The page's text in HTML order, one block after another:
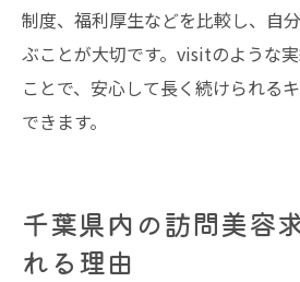
制度、福利厚生などを比較し、自
ぶことが大切です。visitのような
ことで、安心して長く続けられる
できます。
千葉県内の訪問美容
れる理由